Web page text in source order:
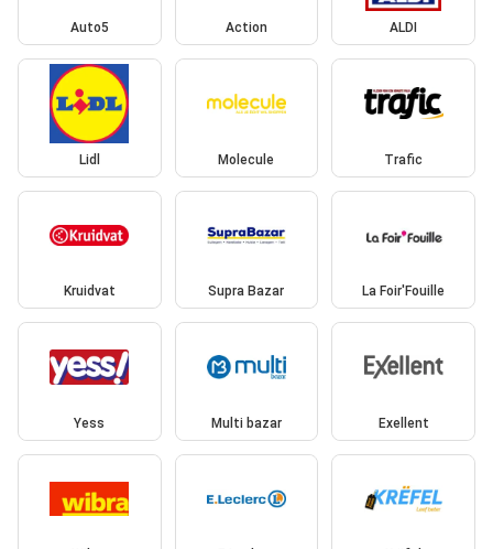
Auto5 Action ALDI
Lidl Molecule Trafic
Kruidvat Supra Bazar La Foir'Fouille
Yess Multi bazar Exellent